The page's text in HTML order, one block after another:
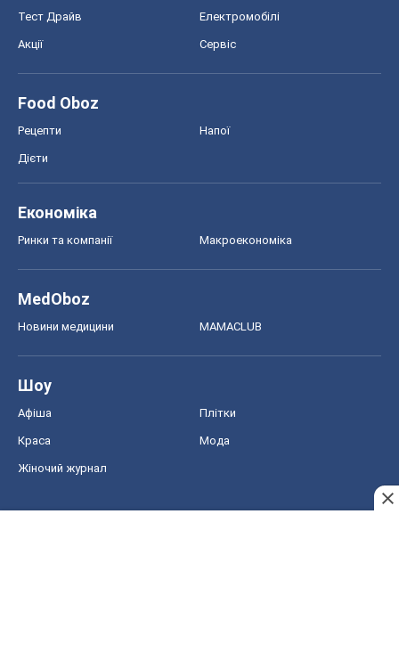
Тест Драйв Електромобілі
Акції Сервіс
Food Oboz
Рецепти Напої
Дієти
Економіка
Ринки та компанії Макроекономіка
MedOboz
Новини медицини MAMACLUB
Шоу
Афіша Плітки
Краса Мода
Жіночий журнал